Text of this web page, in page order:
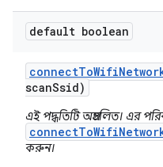
default boolean
connectToWifi
scanSsid)
এই পদ্ধতিটি অপ্রচলিত। এর
করুন।